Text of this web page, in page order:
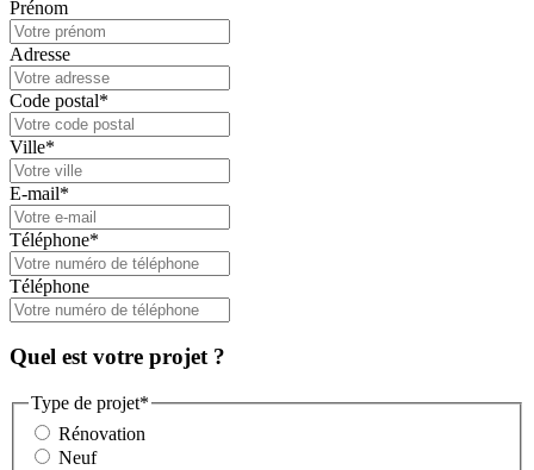
Prénom
Adresse
Code postal*
Ville*
E-mail*
Téléphone*
Téléphone
Quel est votre projet ?
Type de projet*
Rénovation
Neuf